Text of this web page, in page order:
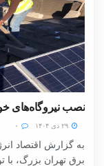
نصب نیروگاه‌های خورشیدی در
به گزارش اقتصاد
برق تهران بزرگ، با